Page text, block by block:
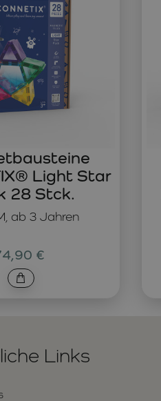
ab 3 Jahren
Light Star
28 Stck.
€
Links